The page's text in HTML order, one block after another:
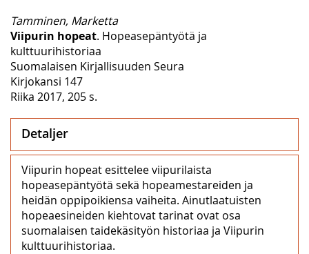
Tamminen, Marketta
Viipurin hopeat. Hopeasepäntyötä ja
kulttuurihistoriaa
Suomalaisen Kirjallisuuden Seura
Kirjokansi 147
Riika 2017, 205 s.
Detaljer
Viipurin hopeat esittelee viipurilaista
hopeasepäntyötä sekä hopeamestareiden ja
heidän oppipoikiensa vaiheita. Ainutlaatuisten
hopeaesineiden kiehtovat tarinat ovat osa
suomalaisen taidekäsityön historiaa ja Viipurin
kulttuurihistoriaa.